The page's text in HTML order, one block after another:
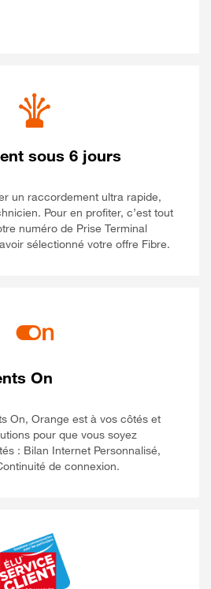
sous 6 jours
un raccordement ultra rapide,
Pour en profiter, c’est tout
numéro de Prise Terminal
sélectionné votre offre Fibre.
On
On, Orange est à vos côtés et
pour que vous soyez
: Bilan Internet Personnalisé,
de connexion.